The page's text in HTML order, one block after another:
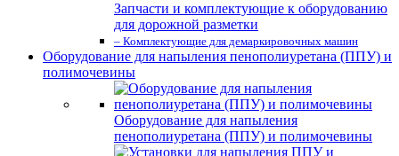
Запчасти и комплектующие к оборудованию
для дорожной разметки
– Комплектующие для демаркировочных машин
Оборудование для напыления пенополиуретана (ППУ) и
полимочевины
Оборудование для напыления
пенополиуретана (ППУ) и полимочевины